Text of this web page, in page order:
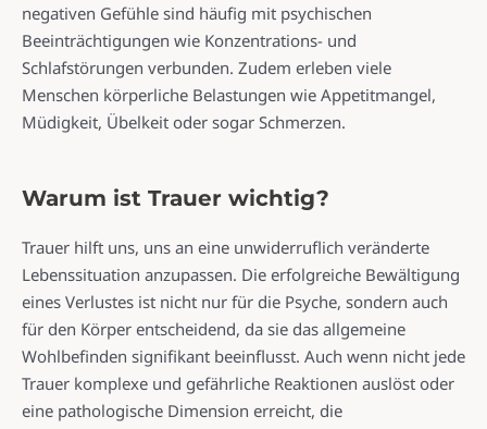
negativen Gefühle sind häufig mit psychischen
Beeinträchtigungen wie Konzentrations- und
Schlafstörungen verbunden. Zudem erleben viele
Menschen körperliche Belastungen wie Appetitmangel,
Müdigkeit, Übelkeit oder sogar Schmerzen.
Warum ist Trauer wichtig?
Trauer hilft uns, uns an eine unwiderruflich veränderte
Lebenssituation anzupassen. Die erfolgreiche Bewältigung
eines Verlustes ist nicht nur für die Psyche, sondern auch
für den Körper entscheidend, da sie das allgemeine
Wohlbefinden signifikant beeinflusst. Auch wenn nicht jede
Trauer komplexe und gefährliche Reaktionen auslöst oder
eine pathologische Dimension erreicht, die